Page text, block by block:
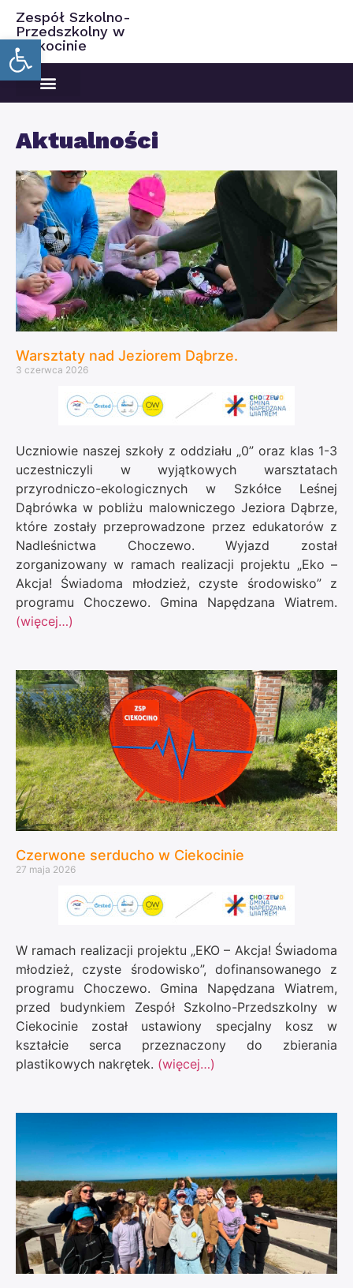
Open toolbar
Zespół Szkolno-
Przedszkolny w
Ciekocinie
Aktualności
Warsztaty nad Jeziorem Dąbrze.
3 czerwca 2026
Uczniowie naszej szkoły z oddziału „0” oraz klas 1-3
uczestniczyli w wyjątkowych warsztatach
przyrodniczo-ekologicznych w Szkółce Leśnej
Dąbrówka w pobliżu malowniczego Jeziora Dąbrze,
które zostały przeprowadzone przez edukatorów z
Nadleśnictwa Choczewo. Wyjazd został
zorganizowany w ramach realizacji projektu „Eko –
Akcja! Świadoma młodzież, czyste środowisko” z
programu Choczewo. Gmina Napędzana Wiatrem.
(więcej…)
Czerwone serducho w Ciekocinie
27 maja 2026
W ramach realizacji projektu „EKO – Akcja! Świadoma
młodzież, czyste środowisko”, dofinansowanego z
programu Choczewo. Gmina Napędzana Wiatrem,
przed budynkiem Zespół Szkolno-Przedszkolny w
Ciekocinie został ustawiony specjalny kosz w
kształcie serca przeznaczony do zbierania
plastikowych nakrętek. (więcej…)